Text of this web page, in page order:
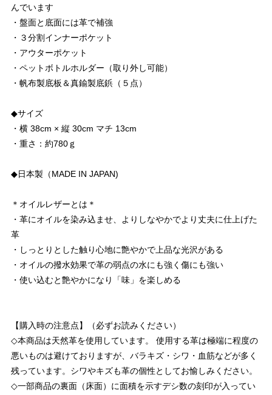
んでいます
・盤面と底面には革で補強
・３分割インナーポケット
・アウターポケット
・ペットボトルホルダー（取り外し可能）
・帆布製底板＆真鍮製底鋲（５点）
◆サイズ
・横 38cm × 縦 30cm マチ 13cm
・重さ：約780ｇ
◆日本製（MADE IN JAPAN)
＊オイルレザーとは＊
・革にオイルを染み込ませ、よりしなやかでより丈夫に仕上げた
革
・しっとりとした触り心地に艶やかで上品な光沢がある
・オイルの撥水効果で革の弱点の水にも強く傷にも強い
・使い込むと艶やかになり「味」を楽しめる
【購入時の注意点】（必ずお読みください）
◇本商品は天然革を使用しています。 使用する革は極端に程度の
悪いものは避けておりますが、バラキズ・シワ・血筋などが多く
残っています。シワやキズも革の個性としてお愉しみください。
◇一部商品の裏面（床面）に面積を示すデシ数の刻印が入ってい